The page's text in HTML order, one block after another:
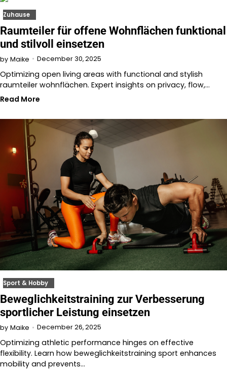
Zuhause
Raumteiler für offene Wohnflächen funktional
und stilvoll einsetzen
by Maike December 30, 2025
Optimizing open living areas with functional and stylish
raumteiler wohnflächen. Expert insights on privacy, flow,…
Read More
Sport & Hobby
Beweglichkeitstraining zur Verbesserung
sportlicher Leistung einsetzen
by Maike December 26, 2025
Optimizing athletic performance hinges on effective
flexibility. Learn how beweglichkeitstraining sport enhances
mobility and prevents…